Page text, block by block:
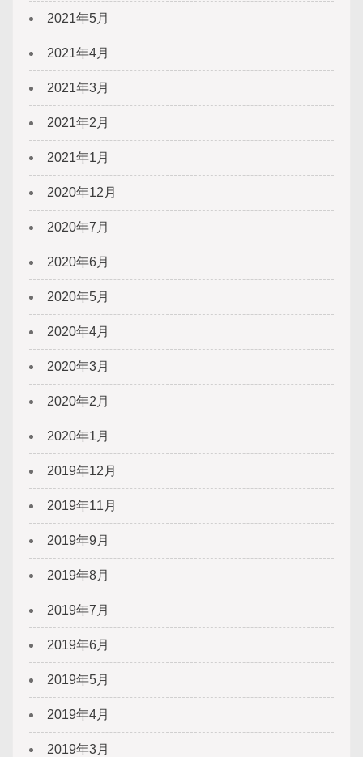
2021年5月
2021年4月
2021年3月
2021年2月
2021年1月
2020年12月
2020年7月
2020年6月
2020年5月
2020年4月
2020年3月
2020年2月
2020年1月
2019年12月
2019年11月
2019年9月
2019年8月
2019年7月
2019年6月
2019年5月
2019年4月
2019年3月